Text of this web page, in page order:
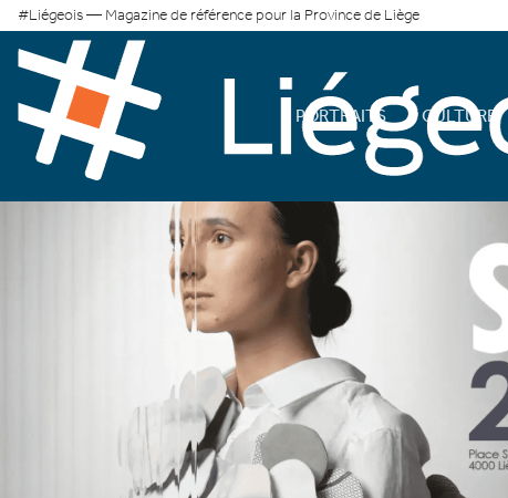
#Liégeois — Magazine de référence pour la Province de Liège
PORTRAITS CULTURE